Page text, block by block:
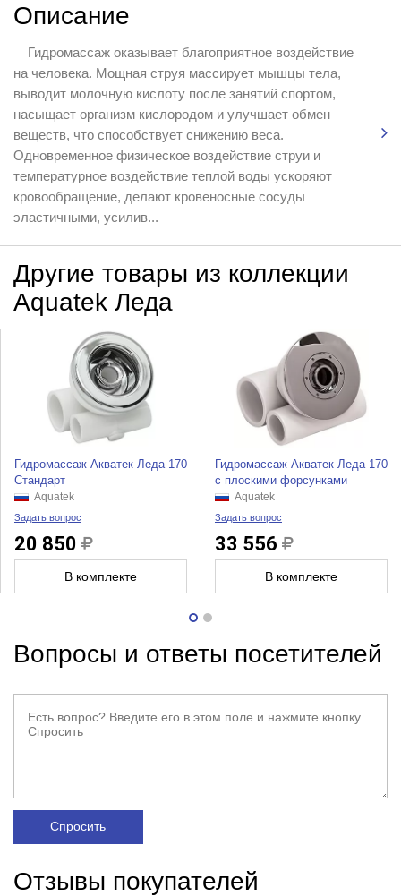
Описание
Гидромассаж оказывает благоприятное воздействие
на человека. Мощная струя массирует мышцы тела,
выводит молочную кислоту после занятий спортом,
насыщает организм кислородом и улучшает обмен
веществ, что способствует снижению веса.
Одновременное физическое воздействие струи и
температурное воздействие теплой воды ускоряют
кровообращение, делают кровеносные сосуды
эластичными, усилив...
Другие товары из коллекции
Aquatek Леда
Гидромассаж Акватек Леда 170
Стандарт
Aquatek
Задать вопрос
20 850
В комплекте
Гидромассаж Акватек Леда 170
с плоскими форсунками
Aquatek
Задать вопрос
33 556
В комплекте
Вопросы и ответы посетителей
Спросить
Отзывы покупателей